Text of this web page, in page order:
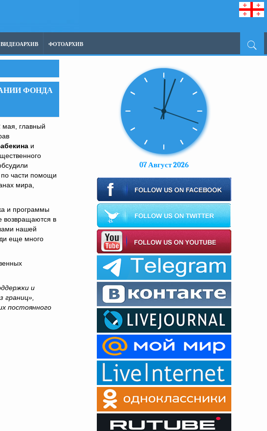
ВИДЕОАРХИВ ФОТОАРХИВ
ФОНДА
главный
и
части помощи
мира,
и программы
возвращаются в
нашей
еще много
и
границ»,
постоянного
07 Август 2026